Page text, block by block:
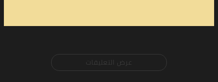
عرض التعليقات